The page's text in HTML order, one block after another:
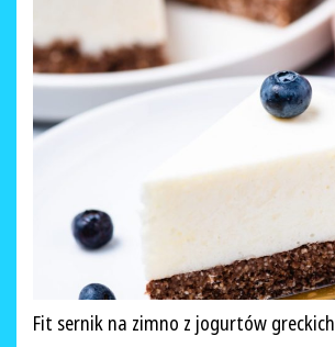
Fit sernik na zimno z jogurtów greckich